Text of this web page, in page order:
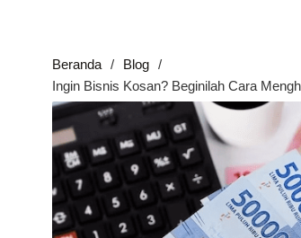
Beranda
Blog
Ingin Bisnis Kosan? Beginilah Cara